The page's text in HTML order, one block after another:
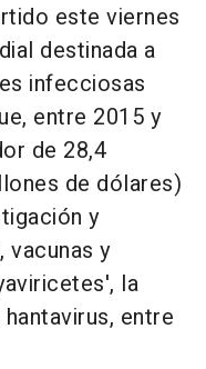
este viernes
destinada a
infecciosas
entre 2015 y
de 28,4
de dólares)
y
y
la
entre